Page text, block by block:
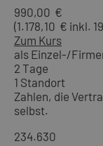
990,00 €
(1.178,10 € inkl.
Zum Kurs
als Einzel-/
2 Tage
1 Standort
Zahlen, die
selbst.
234.630